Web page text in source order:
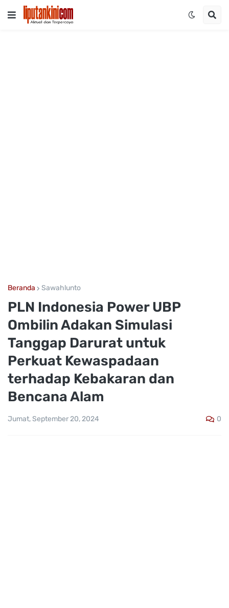
Beranda Sawahlunto
PLN Indonesia Power UBP
Ombilin Adakan Simulasi
Tanggap Darurat untuk
Perkuat Kewaspadaan
terhadap Kebakaran dan
Bencana Alam
Jumat, September 20, 2024 0